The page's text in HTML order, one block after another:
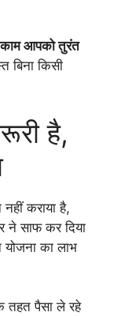
आपको तुरंत
बिना किसी
है,
कराया है,
ने साफ कर दिया
योजना का लाभ
तहत पैसा ले रहे